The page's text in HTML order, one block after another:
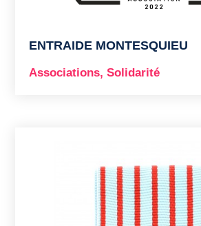
ENTRAIDE MONTESQUIEU
Associations,Solidarité